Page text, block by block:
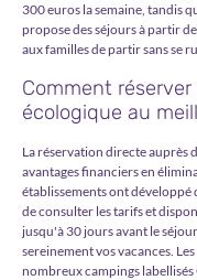
300 euros la semaine, tandis
propose des séjours à partir
aux familles de partir sans se
Comment
écologique au
La réservation directe auprès
avantages financiers en
établissements ont développé
de consulter les tarifs et
jusqu'à 30 jours avant le
sereinement vos vacances.
nombreux campings